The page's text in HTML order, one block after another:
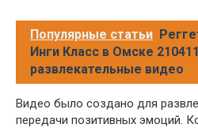
Популярные статьи
Инги Класс в Омске
развлекательные видео
Видео было создано для
передачи позитивных эмоций.